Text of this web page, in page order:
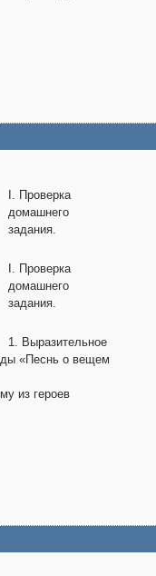
I. Проверка
домашнего
задания.
I. Проверка
домашнего
задания.
1. Выразительное
«Песнь о вещем
из героев